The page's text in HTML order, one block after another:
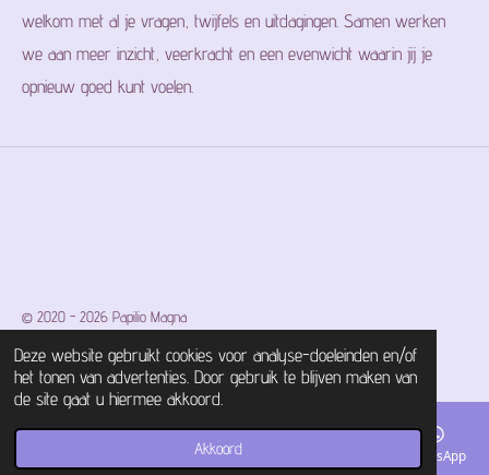
Deze website gebruikt cookies voor analyse-doeleinden en/of
het tonen van advertenties. Door gebruik te blijven maken van
de site gaat u hiermee akkoord.
Akkoord
welkom met al je vragen, twijfels en uitdagingen. Samen werken
we aan meer inzicht, veerkracht en een evenwicht waarin jij je
opnieuw goed kunt voelen.
© 2020 - 2026 Papilio Magna
Powered by JouwWeb
Telefoonnummer WhatsApp